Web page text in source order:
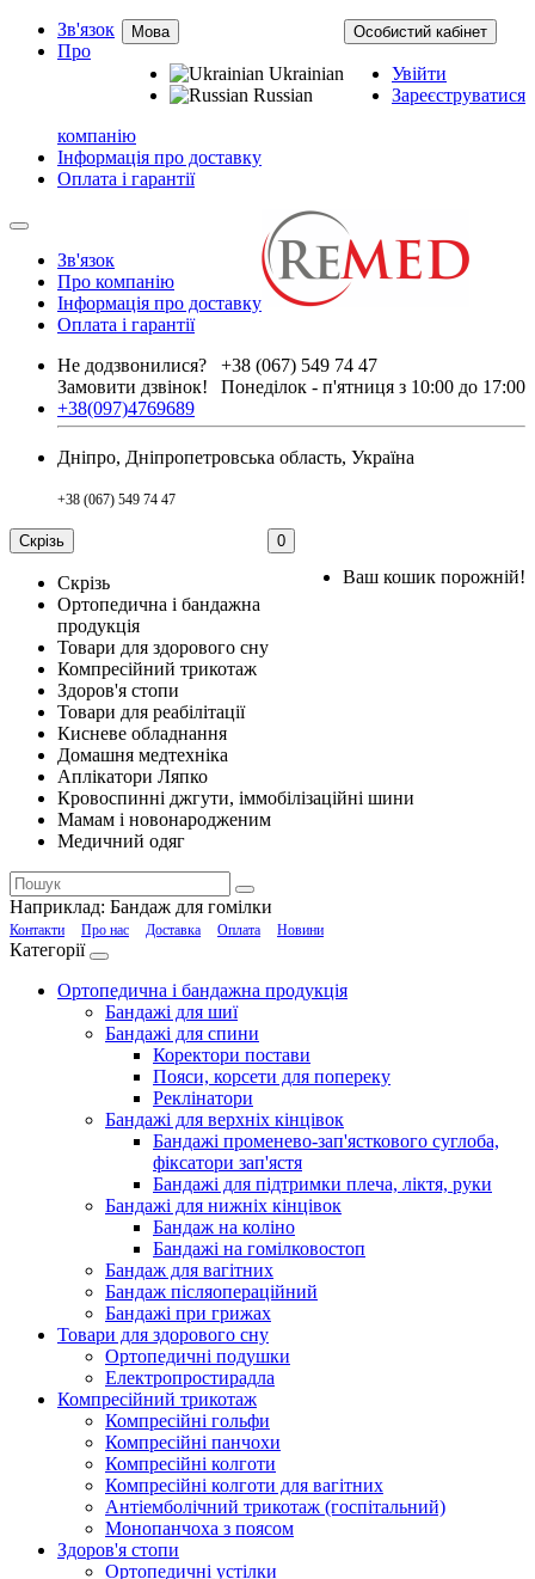
Особистий кабінет
Увійти
Зареєструватися
Мова
Ukrainian
Russian
Зв'язок
Про
компанію
Інформація про доставку
Оплата і гарантії
Зв'язок
Про компанію
Інформація про доставку
Оплата і гарантії
+38 (067) 549 74 47
Понеділок - п'ятниця з 10:00 до 17:00
Не додзвонилися?
Замовити дзвінок!
+38(097)4769689
Дніпро, Дніпропетровська область, Україна
+38 (067) 549 74 47
0
Ваш кошик порожній!
Скрізь
Скрізь
Ортопедична і бандажна
продукція
Товари для здорового сну
Компресійний трикотаж
Здоров'я стопи
Товари для реабілітації
Кисневе обладнання
Домашня медтехніка
Аплікатори Ляпко
Кровоспинні джгути, іммобілізаційні шини
Мамам і новонародженим
Медичний одяг
Наприклад: Бандаж для гомілки
Контакти Про нас Доставка Оплата Новини
Категорії
Ортопедична і бандажна продукція
Бандажі для шиї
Бандажі для спини
Коректори постави
Пояси, корсети для попереку
Реклінатори
Бандажі для верхніх кінцівок
Бандажі променево-зап'ясткового суглоба,
фіксатори зап'ястя
Бандажі для підтримки плеча, ліктя, руки
Бандажі для нижніх кінцівок
Бандаж на коліно
Бандажі на гомілковостоп
Бандаж для вагітних
Бандаж післяопераційний
Бандажі при грижах
Товари для здорового сну
Ортопедичні подушки
Електропростирадла
Компресійний трикотаж
Компресійні гольфи
Компресійні панчохи
Компресійні колготи
Компресійні колготи для вагітних
Антіемболічний трикотаж (госпітальний)
Монопанчоха з поясом
Здоров'я стопи
Ортопедичні устілки